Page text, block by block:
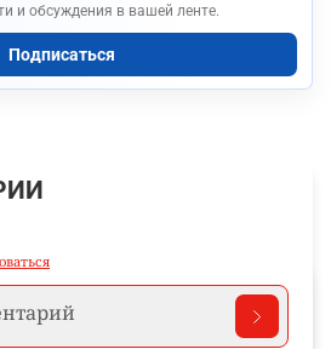
и обсуждения в вашей ленте.
Подписаться